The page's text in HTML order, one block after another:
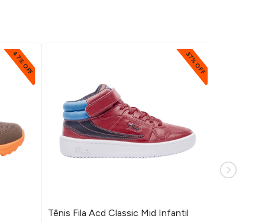
47% OFF 37% OFF
Tênis Fila Acd Classic Mid Infantil